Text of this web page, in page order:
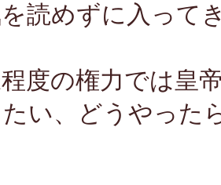
読めずに入って
度の権力では皇
い、どうやった